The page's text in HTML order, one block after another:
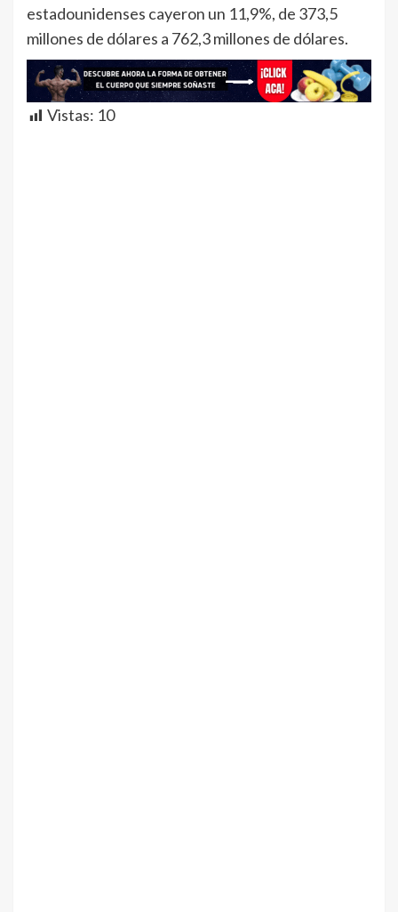
estadounidenses cayeron un 11,9%, de 373,5
millones de dólares a 762,3 millones de dólares.
Vistas: 10